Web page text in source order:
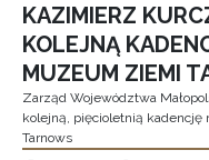
KAZIMIERZ
KOLEJNĄ
MUZEUM ZIEMI
Zarząd Województwa
kolejną, pięcioletnią
Tarnows